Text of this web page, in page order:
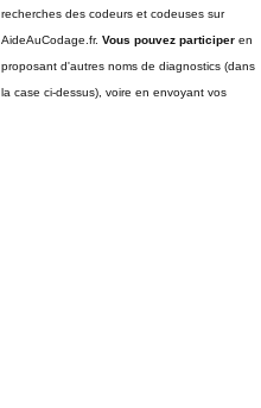
recherches des codeurs et codeuses sur
AideAuCodage.fr. Vous pouvez participer en
proposant d'autres noms de diagnostics (dans
la case ci-dessus), voire en envoyant vos